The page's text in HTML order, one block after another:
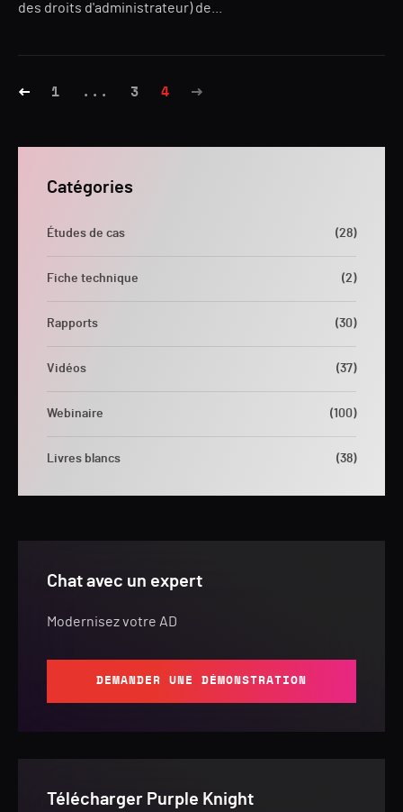
Catégories
Études de cas (28)
Fiche technique (2)
Rapports (30)
Vidéos (37)
Webinaire (100)
Livres blancs (38)
Chat avec un expert
Modernisez votre AD
DEMANDER UNE DÉMONSTRATION
Télécharger Purple Knight
des droits d'administrateur) de...
1 ... 3 4